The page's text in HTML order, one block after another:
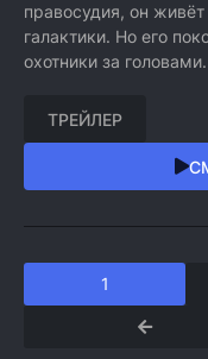
правосудия, он
галактики. Но его
охотники за головами.
ТРЕЙЛЕР
1